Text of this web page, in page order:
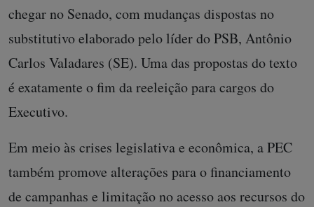
chegar no Senado, com mudanças dispostas no
substitutivo elaborado pelo líder do PSB, Antônio
Carlos Valadares (SE). Uma das propostas do texto
é exatamente o fim da reeleição para cargos do
Executivo.
Em meio às crises legislativa e econômica, a PEC
também promove alterações para o financiamento
de campanhas e limitação no acesso aos recursos do